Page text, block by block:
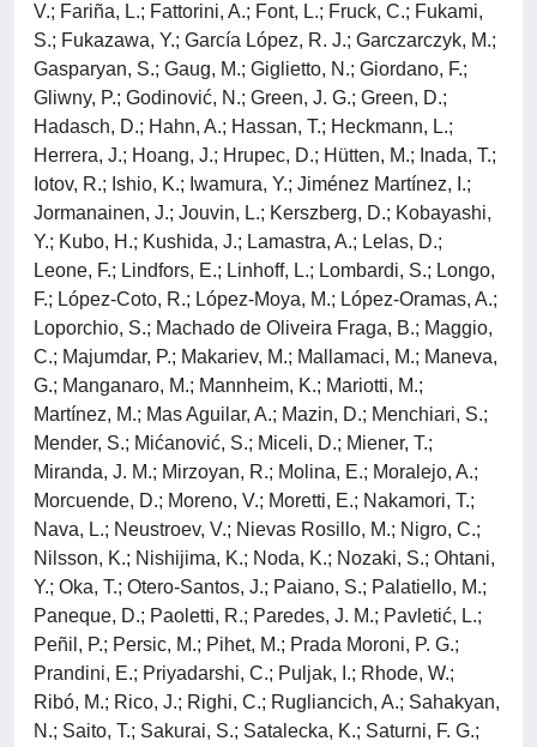
V.; Fariña, L.; Fattorini, A.; Font, L.; Fruck, C.; Fukami,
S.; Fukazawa, Y.; García López, R. J.; Garczarczyk, M.;
Gasparyan, S.; Gaug, M.; Giglietto, N.; Giordano, F.;
Gliwny, P.; Godinović, N.; Green, J. G.; Green, D.;
Hadasch, D.; Hahn, A.; Hassan, T.; Heckmann, L.;
Herrera, J.; Hoang, J.; Hrupec, D.; Hütten, M.; Inada, T.;
Iotov, R.; Ishio, K.; Iwamura, Y.; Jiménez Martínez, I.;
Jormanainen, J.; Jouvin, L.; Kerszberg, D.; Kobayashi,
Y.; Kubo, H.; Kushida, J.; Lamastra, A.; Lelas, D.;
Leone, F.; Lindfors, E.; Linhoff, L.; Lombardi, S.; Longo,
F.; López-Coto, R.; López-Moya, M.; López-Oramas, A.;
Loporchio, S.; Machado de Oliveira Fraga, B.; Maggio,
C.; Majumdar, P.; Makariev, M.; Mallamaci, M.; Maneva,
G.; Manganaro, M.; Mannheim, K.; Mariotti, M.;
Martínez, M.; Mas Aguilar, A.; Mazin, D.; Menchiari, S.;
Mender, S.; Mićanović, S.; Miceli, D.; Miener, T.;
Miranda, J. M.; Mirzoyan, R.; Molina, E.; Moralejo, A.;
Morcuende, D.; Moreno, V.; Moretti, E.; Nakamori, T.;
Nava, L.; Neustroev, V.; Nievas Rosillo, M.; Nigro, C.;
Nilsson, K.; Nishijima, K.; Noda, K.; Nozaki, S.; Ohtani,
Y.; Oka, T.; Otero-Santos, J.; Paiano, S.; Palatiello, M.;
Paneque, D.; Paoletti, R.; Paredes, J. M.; Pavletić, L.;
Peñil, P.; Persic, M.; Pihet, M.; Prada Moroni, P. G.;
Prandini, E.; Priyadarshi, C.; Puljak, I.; Rhode, W.;
Ribó, M.; Rico, J.; Righi, C.; Rugliancich, A.; Sahakyan,
N.; Saito, T.; Sakurai, S.; Satalecka, K.; Saturni, F. G.;